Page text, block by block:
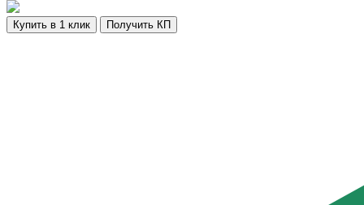
Купить в 1 клик Получить КП